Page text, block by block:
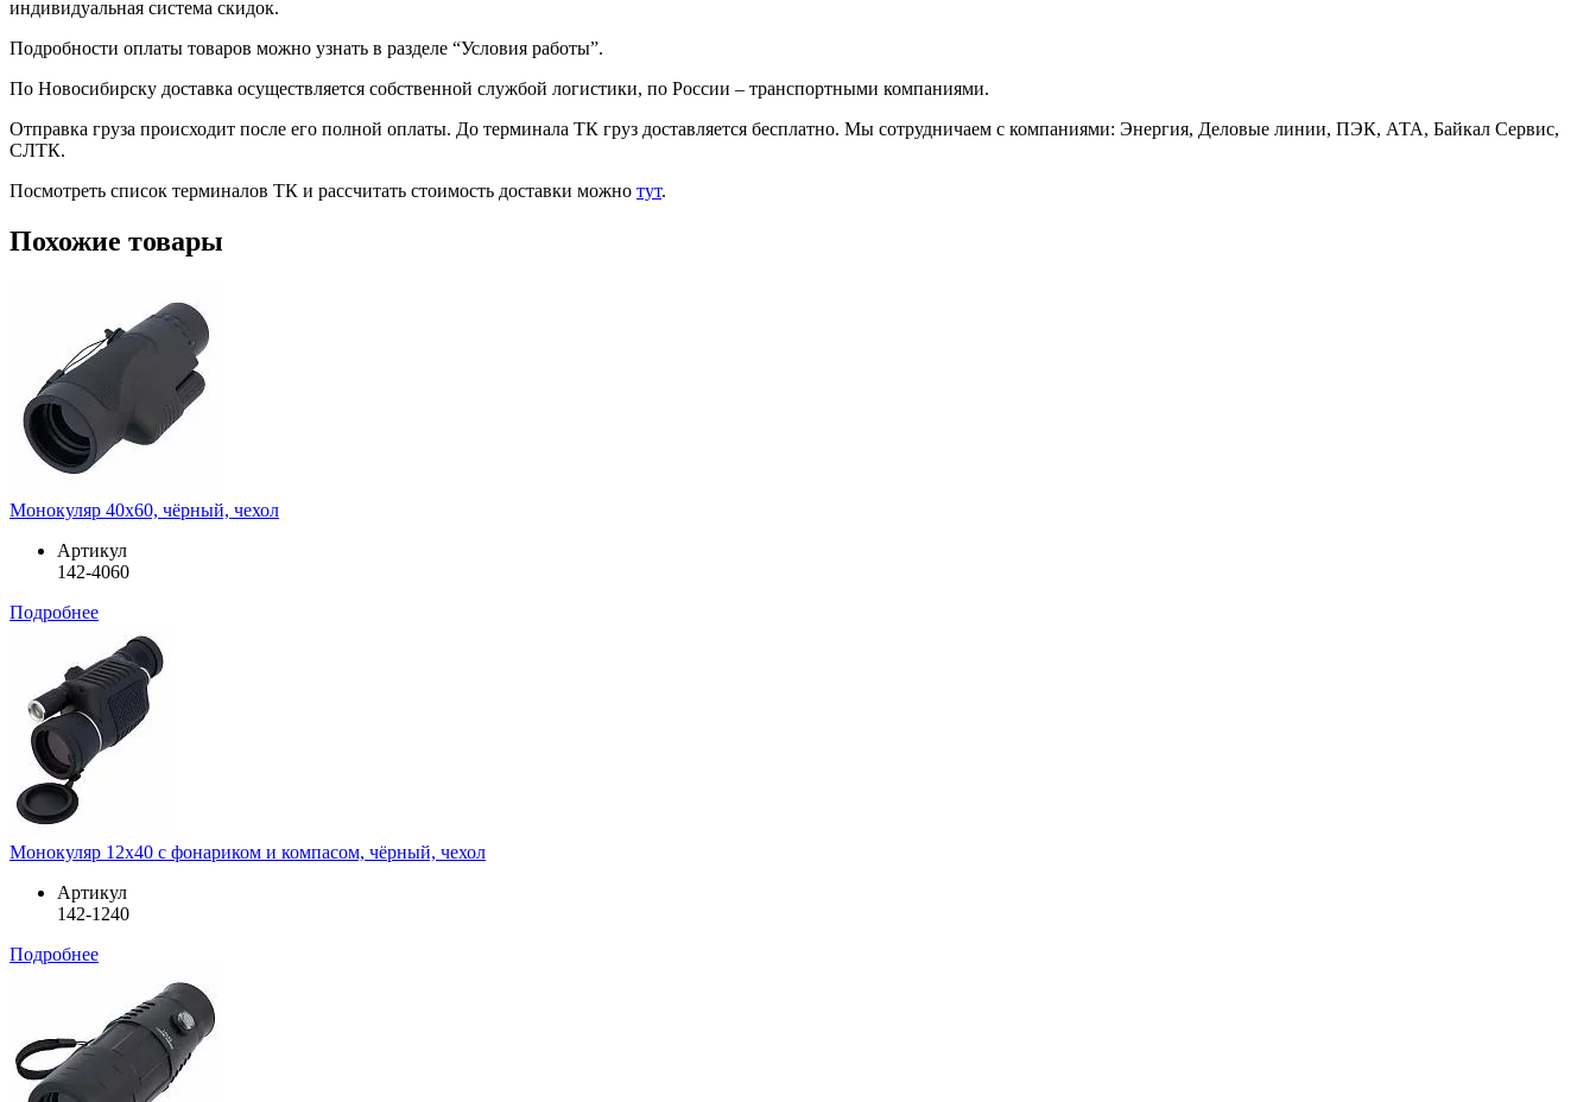
индивидуальная система скидок.
Подробности оплаты товаров можно узнать в разделе “Условия работы”.
По Новосибирску доставка осуществляется собственной службой логистики, по России – транспортными компаниями.
Отправка груза происходит после его полной оплаты. До терминала ТК груз доставляется бесплатно. Мы сотрудничаем с компаниями: Энергия, Деловые линии, ПЭК, АТА, Байкал Сервис,
СЛТК.
Посмотреть список терминалов ТК и рассчитать стоимость доставки можно тут.
Похожие товары
Монокуляр 40х60, чёрный, чехол
Артикул
142-4060
Подробнее
Монокуляр 12х40 с фонариком и компасом, чёрный, чехол
Артикул
142-1240
Подробнее